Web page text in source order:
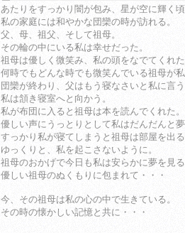
あたりをすっかり闇が包み、星が空に輝く頃
私の家庭には和やかな団欒の時が訪れる。
父、母、祖父、そして祖母。
その輪の中にいる私は幸せだった。
祖母は優しく微笑み、私の頭をなでてくれ
何時でもどんな時でも微笑んでいる祖母が
団欒が終わり、父はもう寝なさいと私に言
私は頷き寝室へと向かう。
私が布団に入ると祖母は本を読んでくれた。
優しい声にうっとりとして私はだんだんと
すっかり私が寝てしまうと祖母は部屋を出
ゆっくりと、私を起こさないように。
祖母のおかげで今日も私は安らかに夢を見
優しい祖母のぬくもりに包まれて・・・
今、その祖母は私の心の中で生きている。
その時の懐かしい記憶と共に・・・